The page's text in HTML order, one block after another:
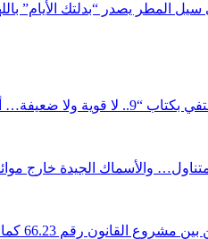
سيل المطر يصدر “بدلتك الأيام”
ولا ضعيفة… أم” للصحفية زينب…
والأسماك الجيدة خارج
رقم 66.23 كما تبنته الحكومة وملاحظات جمعية هيئات…